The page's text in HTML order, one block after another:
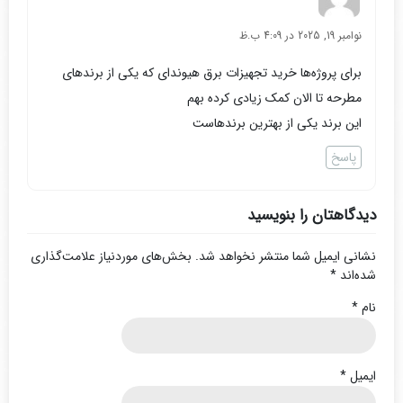
نوامبر 19, 2025 در 4:09 ب.ظ
برای پروژه‌ها خرید تجهیزات برق هیوندای که یکی از برندهای
مطرحه تا الان کمک زیادی کرده بهم
این برند یکی از بهترین برندهاست
پاسخ
دیدگاهتان را بنویسید
نشانی ایمیل شما منتشر نخواهد شد. بخش‌های موردنیاز علامت‌گذاری
شده‌اند *
نام*
ایمیل*